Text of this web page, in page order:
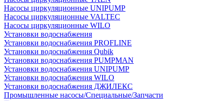
Насосы циркуляционные UNIPUMP
Насосы циркуляционные VALTEC
Насосы циркуляционные WILO
Установки водоснабжения
Установки водоснабжения PROFLINE
Установки водоснабжения Qubik
Установки водоснабжения PUMPMAN
Установки водоснабжения UNIPUMP
Установки водоснабжения WILO
Установки водоснабжения ДЖИЛЕКС
Промышленные насосы/Специальные/Запчасти